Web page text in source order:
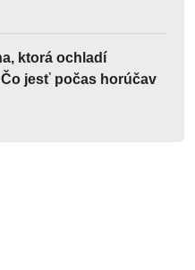
ktorá ochladí
jesť počas horúčav